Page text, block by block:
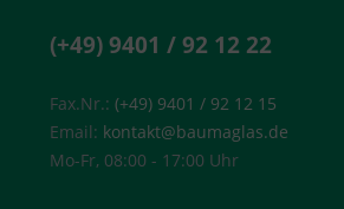
(+49) 9401 / 92 12 22
Fax.Nr.: (+49) 9401 / 92 12 15
Email: kontakt@baumaglas.de
Mo-Fr, 08:00 - 17:00 Uhr